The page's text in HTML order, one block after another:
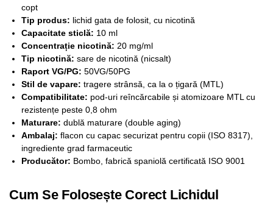
copt
Tip produs: lichid gata de folosit, cu nicotină
Capacitate sticlă: 10 ml
Concentrație nicotină: 20 mg/ml
Tip nicotină: sare de nicotină (nicsalt)
Raport VG/PG: 50VG/50PG
Stil de vapare: tragere strânsă, ca la o țigară (MTL)
Compatibilitate: pod-uri reîncărcabile și atomizoare MTL cu
rezistențe peste 0,8 ohm
Maturare: dublă maturare (double aging)
Ambalaj: flacon cu capac securizat pentru copii (ISO 8317),
ingrediente grad farmaceutic
Producător: Bombo, fabrică spaniolă certificată ISO 9001
Cum Se Folosește Corect Lichidul